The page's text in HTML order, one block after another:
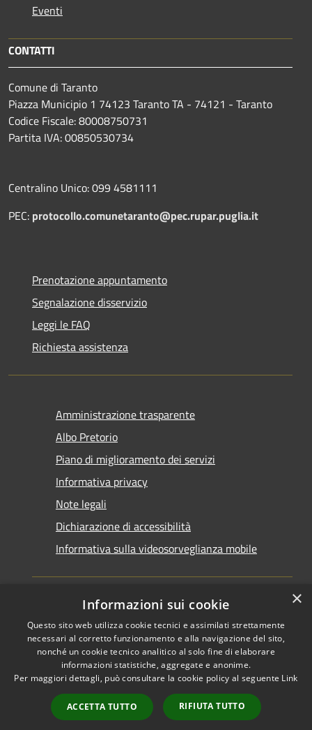
Eventi
CONTATTI
Comune di Taranto
Piazza Municipio 1 74123 Taranto TA - 74121 - Taranto
Codice Fiscale: 80008750731
Partita IVA: 00850530734
Centralino Unico: 099 4581111
PEC: protocollo.comunetaranto@pec.rupar.puglia.it
Prenotazione appuntamento
Segnalazione disservizio
Leggi le FAQ
Richiesta assistenza
Amministrazione trasparente
Albo Pretorio
Piano di miglioramento dei servizi
Informativa privacy
Note legali
Dichiarazione di accessibilità
Informativa sulla videosorveglianza mobile
RSS
Accessibilità
Cookie
Mappa del sito
Area riservata del
Copyright © 2026 • Comune di
Taranto • Powered by
Municipium•Accesso
redazione
×
Informazioni sui cookie
Questo sito web utilizza cookie tecnici e assimilati strettamente
necessari al corretto funzionamento e alla navigazione del sito,
nonché un cookie tecnico analitico al solo fine di elaborare
informazioni statistiche, aggregate e anonime.
Per maggiori dettagli, può consultare la cookie policy al seguente Link
ACCETTA TUTTO RIFIUTA TUTTO